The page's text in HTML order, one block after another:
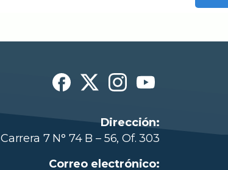
Dirección:
Carrera 7 N° 74 B – 56, Of. 303
Correo electrónico: